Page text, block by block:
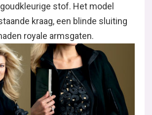
stof. Het model
kraag, een blinde sluiting
royale armsgaten.